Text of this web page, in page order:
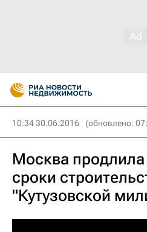
10:34 30.06.2016 (обновлено:
Москва
сроки
"Кутузовской